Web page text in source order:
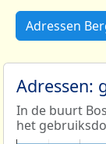
Adressen
Adressen:
In de buurt
het